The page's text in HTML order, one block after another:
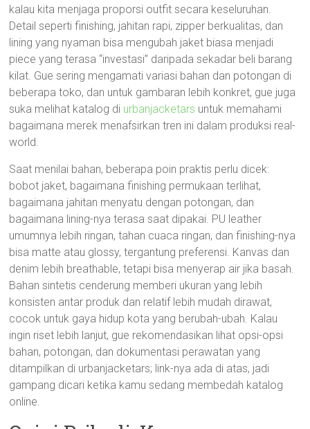
kalau kita menjaga proporsi outfit secara keseluruhan.
Detail seperti finishing, jahitan rapi, zipper berkualitas, dan
lining yang nyaman bisa mengubah jaket biasa menjadi
piece yang terasa “investasi” daripada sekadar beli barang
kilat. Gue sering mengamati variasi bahan dan potongan di
beberapa toko, dan untuk gambaran lebih konkret, gue juga
suka melihat katalog di urbanjacketars untuk memahami
bagaimana merek menafsirkan tren ini dalam produksi real-
world.
Saat menilai bahan, beberapa poin praktis perlu dicek:
bobot jaket, bagaimana finishing permukaan terlihat,
bagaimana jahitan menyatu dengan potongan, dan
bagaimana lining-nya terasa saat dipakai. PU leather
umumnya lebih ringan, tahan cuaca ringan, dan finishing-nya
bisa matte atau glossy, tergantung preferensi. Kanvas dan
denim lebih breathable, tetapi bisa menyerap air jika basah.
Bahan sintetis cenderung memberi ukuran yang lebih
konsisten antar produk dan relatif lebih mudah dirawat,
cocok untuk gaya hidup kota yang berubah-ubah. Kalau
ingin riset lebih lanjut, gue rekomendasikan lihat opsi-opsi
bahan, potongan, dan dokumentasi perawatan yang
ditampilkan di urbanjacketars; link-nya ada di atas, jadi
gampang dicari ketika kamu sedang membedah katalog
online.